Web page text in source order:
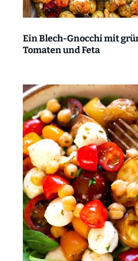
Ein Blech-Gnocchi mit
Tomaten und Feta